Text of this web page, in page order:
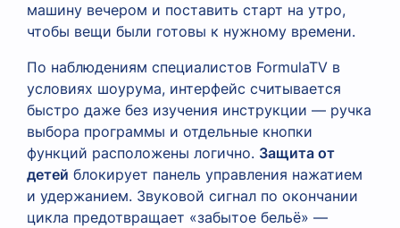
машину вечером и поставить старт на утро,
чтобы вещи были готовы к нужному времени.
По наблюдениям специалистов FormulaTV в
условиях шоурума, интерфейс считывается
быстро даже без изучения инструкции — ручка
выбора программы и отдельные кнопки
функций расположены логично. Защита от
детей блокирует панель управления нажатием
и удержанием. Звуковой сигнал по окончании
цикла предотвращает «забытое бельё» —